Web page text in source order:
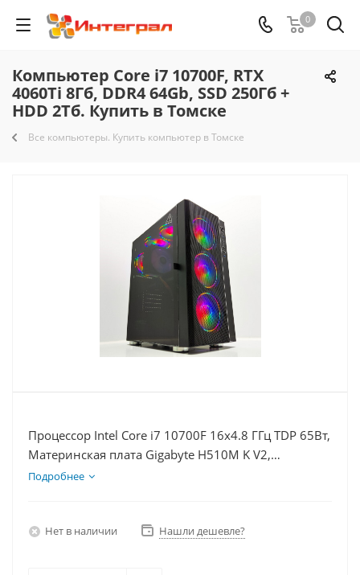
0
Компьютер Core i7 10700F, RTX
4060Ti 8Гб, DDR4 64Gb, SSD 250Гб +
HDD 2Тб. Купить в Томске
Все компьютеры. Купить компьютер в Томске
Процессор Intel Core i7 10700F 16x4.8 ГГц TDP 65Вт,
Материнская плата Gigabyte H510M K V2,
Видеокарта RTX 4060Ti 8Гб, Память DDR4 64Gb,
Подробнее
Нет в наличии Нашли дешевле?